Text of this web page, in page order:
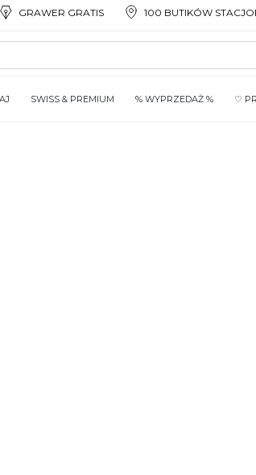
GRAWER GRATIS 100 BUTIKÓW
SWISS & PREMIUM % WYPRZEDAŻ % ♡